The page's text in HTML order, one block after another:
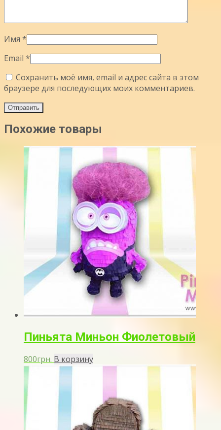
Имя *
Email *
Сохранить моё имя, email и адрес сайта в этом
браузере для последующих моих комментариев.
Похожие товары
Пиньята Миньон Фиолетовый
800грн. В корзину